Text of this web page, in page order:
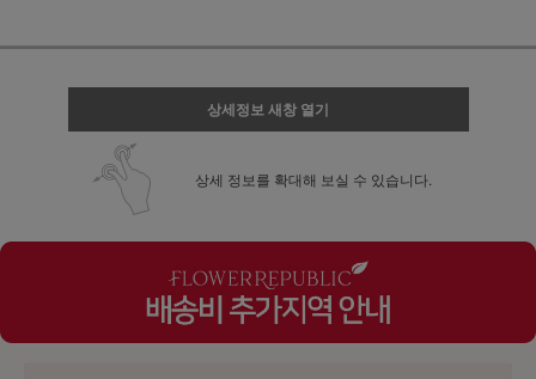
상세정보 새창 열기
상세 정보를 확대해 보실 수 있습니다.